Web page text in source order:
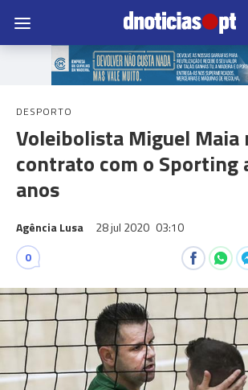
DESPORTO
Voleibolista Miguel Maia
contrato com o Sporting
anos
Agência Lusa 28 jul 2020 03:10
0